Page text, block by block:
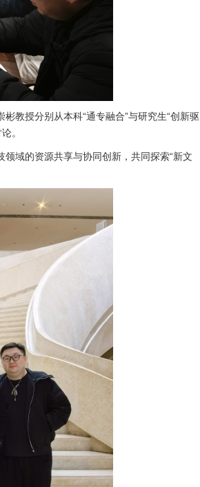
教授分别从本科“通专融合”与研究生“创新驱
。
域的资源共享与协同创新，共同探索“新文